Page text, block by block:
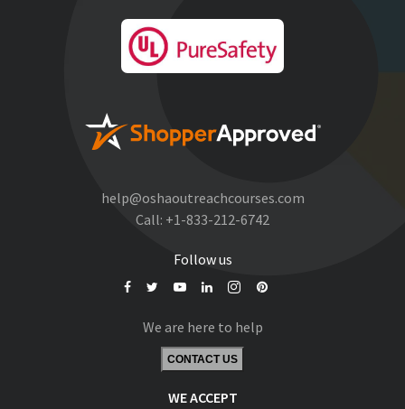
help@oshaoutreachcourses.com
Call: +1-833-212-6742
Follow us
We are here to help
CONTACT US
WE ACCEPT